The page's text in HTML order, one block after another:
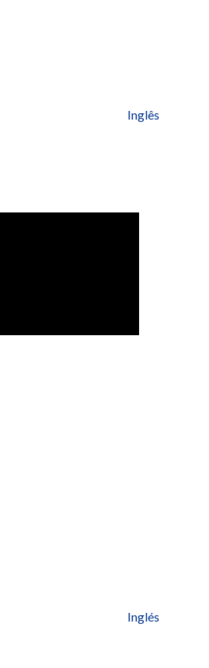
Inglês
Inglés